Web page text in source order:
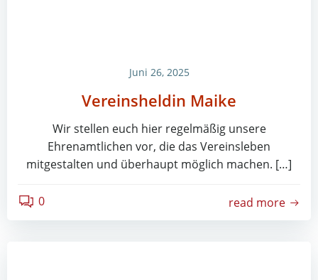
Juni 26, 2025
Vereinsheldin Maike
Wir stellen euch hier regelmäßig unsere
Ehrenamtlichen vor, die das Vereinsleben
mitgestalten und überhaupt möglich machen. […]
0 read more